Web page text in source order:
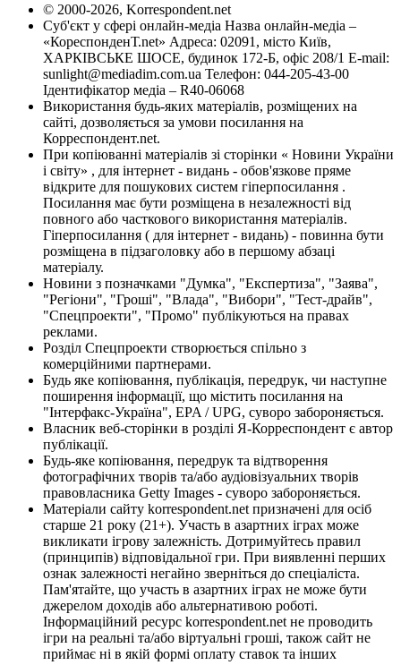
© 2000-2026, Korrespondent.net
Суб'єкт у сфері онлайн-медіа Назва онлайн-медіа –
«КореспонденТ.net» Адреса: 02091, місто Київ,
ХАРКІВСЬКЕ ШОСЕ, будинок 172-Б, офіс 208/1 E-mail:
sunlight@mediadim.com.ua Телефон: 044-205-43-00
Ідентифікатор медіа – R40-06068
Використання будь-яких матеріалів, розміщених на
сайті, дозволяється за умови посилання на
Корреспондент.net.
При копіюванні матеріалів зі сторінки « Новини України
і світу» , для інтернет - видань - обов'язкове пряме
відкрите для пошукових систем гіперпосилання .
Посилання має бути розміщена в незалежності від
повного або часткового використання матеріалів.
Гіперпосилання ( для інтернет - видань) - повинна бути
розміщена в підзаголовку або в першому абзаці
матеріалу.
Новини з позначками "Думка", "Експертиза", "Заява",
"Регіони", "Гроші", "Влада", "Вибори", "Тест-драйв",
"Спецпроекти", "Промо" публікуються на правах
реклами.
Розділ Спецпроекти створюється спільно з
комерційними партнерами.
Будь яке копіювання, публікація, передрук, чи наступне
поширення інформації, що містить посилання на
"Інтерфакс-Україна", EPA / UPG, суворо забороняється.
Власник веб-сторінки в розділі Я-Корреспондент є автор
публікації.
Будь-яке копіювання, передрук та відтворення
фотографічних творів та/або аудіовізуальних творів
правовласника Getty Images - суворо забороняється.
Матеріали сайту korrespondent.net призначені для осіб
старше 21 року (21+). Участь в азартних іграх може
викликати ігрову залежність. Дотримуйтесь правил
(принципів) відповідальної гри. При виявленні перших
ознак залежності негайно зверніться до спеціаліста.
Пам'ятайте, що участь в азартних іграх не може бути
джерелом доходів або альтернативою роботі.
Інформаційний ресурс korrespondent.net не проводить
ігри на реальні та/або віртуальні гроші, також сайт не
приймає ні в якій формі оплату ставок та інших